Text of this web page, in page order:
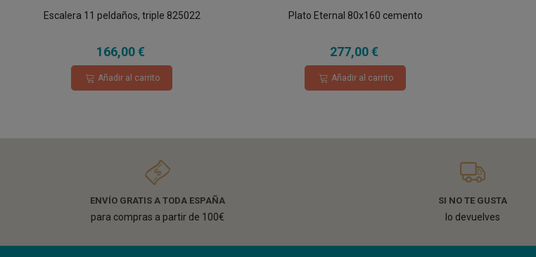
Escalera 11 peldaños, triple 825022
166,00 €
Añadir al carrito
Plato Eternal 80x160 cemento
277,00 €
Añadir al carrito
ENVÍO GRATIS A TODA ESPAÑA
para compras a partir de 100€
SI NO TE GUSTA
lo devuelves